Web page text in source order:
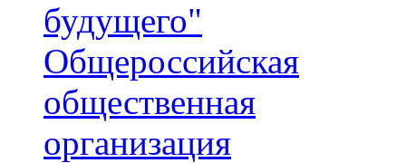
будущего"
Общероссийская
общественная
организация